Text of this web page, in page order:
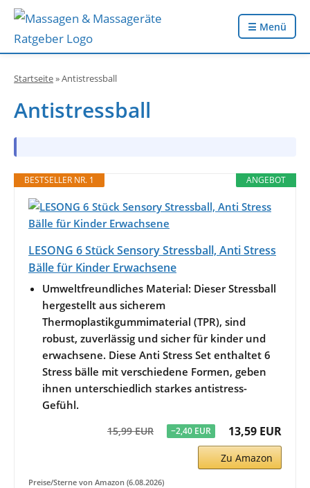
☰ Menü
Startseite»Antistressball
Antistressball
ANGEBOT
BESTSELLER NR. 1
LESONG 6 Stück Sensory Stressball, Anti Stress
Bälle für Kinder Erwachsene
Umweltfreundliches Material: Dieser Stressball
hergestellt aus sicherem
Thermoplastikgummimaterial (TPR), sind
robust, zuverlässig und sicher für kinder und
erwachsene. Diese Anti Stress Set enthaltet 6
Stress bälle mit verschiedene Formen, geben
ihnen unterschiedlich starkes antistress-
Gefühl.
15,99 EUR −2,40 EUR 13,59 EUR
Zu Amazon
Preise/Sterne von Amazon (6.08.2026)